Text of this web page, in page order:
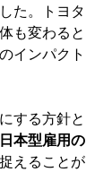
た。トヨタ
も変わると
インパクト
する方針と
日本型雇用の
えることが